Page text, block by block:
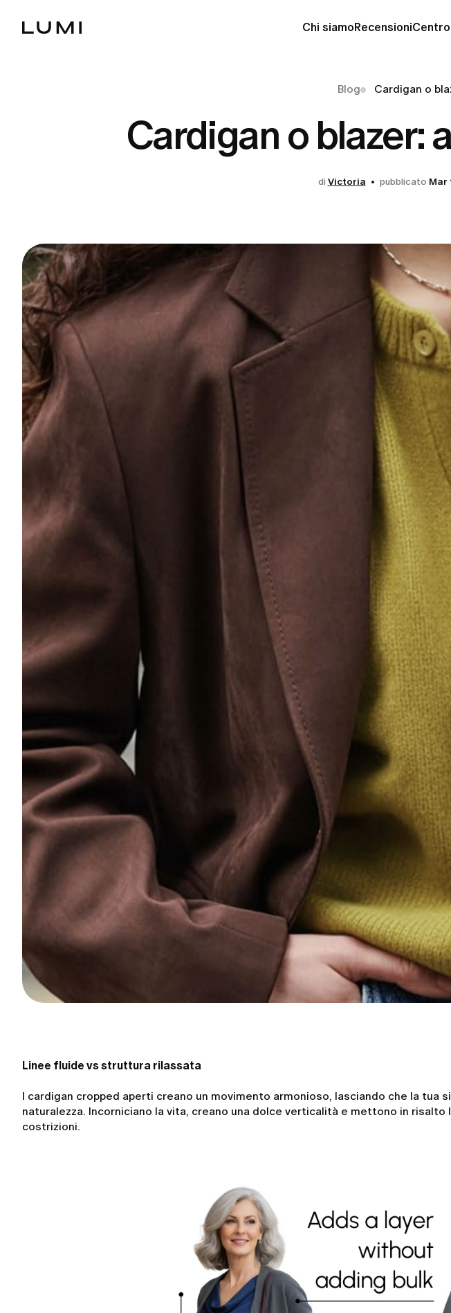
Chi siamoRecensioni
Blog Cardigan o
Cardigan o blazer:
di Victoria pubblicato Mar
Linee fluide vs struttura rilassata
I cardigan cropped aperti creano un movimento armonioso, lasciando che la tua
naturalezza. Incorniciano la vita, creano una dolce verticalità e mettono in risalto
costrizioni.